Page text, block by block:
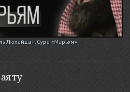
Люхайдан. Сура «Марьям»